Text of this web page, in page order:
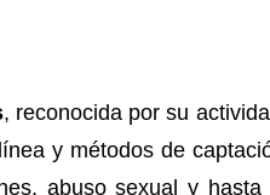
, reconocida por su
y métodos de
abuso sexual y